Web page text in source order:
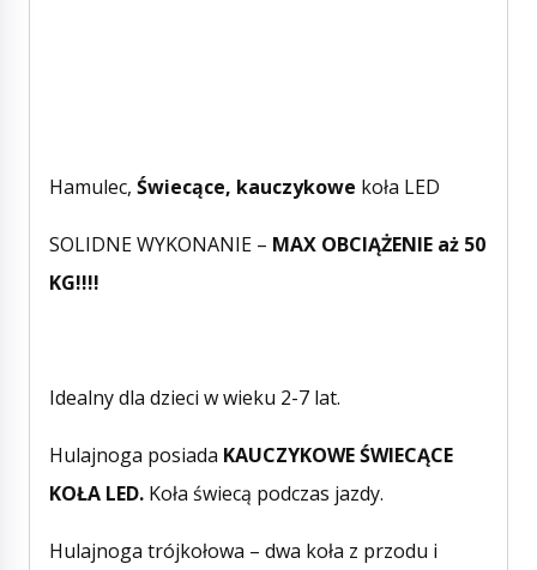
Hamulec, Świecące, kauczykowe koła LED
SOLIDNE WYKONANIE – MAX OBCIĄŻENIE aż 50
KG!!!!
Idealny dla dzieci w wieku 2-7 lat.
Hulajnoga posiada KAUCZYKOWE ŚWIECĄCE
KOŁA LED. Koła świecą podczas jazdy.
Hulajnoga trójkołowa – dwa koła z przodu i